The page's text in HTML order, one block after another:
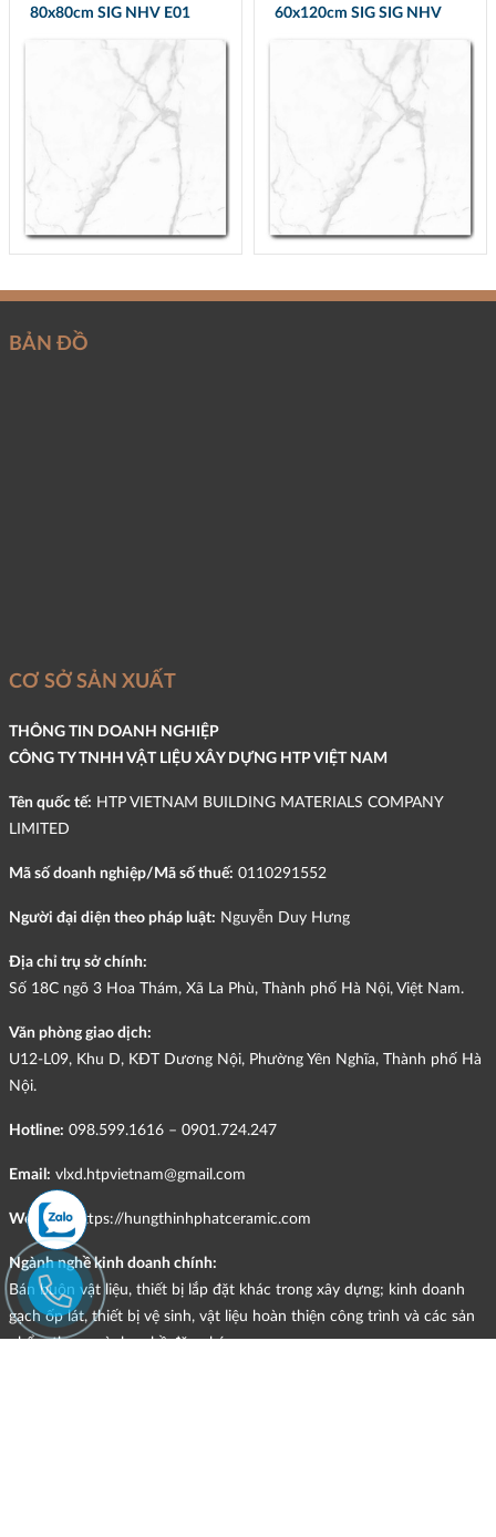
80x80cm SIG NHV E01
60x120cm SIG SIG NHV
BẢN ĐỒ
CƠ SỞ SẢN XUẤT
THÔNG TIN DOANH NGHIỆP
CÔNG TY TNHH VẬT LIỆU XÂY DỰNG HTP VIỆT NAM
Tên quốc tế: HTP VIETNAM BUILDING MATERIALS COMPANY
LIMITED
Mã số doanh nghiệp/Mã số thuế: 0110291552
Người đại diện theo pháp luật: Nguyễn Duy Hưng
Địa chỉ trụ sở chính:
Số 18C ngõ 3 Hoa Thám, Xã La Phù, Thành phố Hà Nội, Việt Nam.
Văn phòng giao dịch:
U12-L09, Khu D, KĐT Dương Nội, Phường Yên Nghĩa, Thành phố Hà
Nội.
Hotline: 098.599.1616 – 0901.724.247
Email: vlxd.htpvietnam@gmail.com
Website: https://hungthinhphatceramic.com
Ngành nghề kinh doanh chính:
Bán buôn vật liệu, thiết bị lắp đặt khác trong xây dựng; kinh doanh
gạch ốp lát, thiết bị vệ sinh, vật liệu hoàn thiện công trình và các sản
phẩm theo ngành nghề đăng ký.